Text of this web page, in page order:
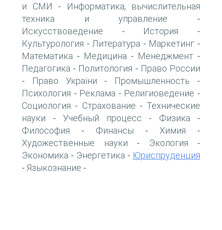
и СМИ -
Информатика, вычислительная
техника и управление -
Искусствоведение - История -
Культурология - Литература - Маркетинг -
Математика - Медицина - Менеджмент -
Педагогика - Политология - Право России
- Право України - Промышленность -
Психология - Реклама - Религиоведение -
Социология - Страхование - Технические
науки - Учебный процесс - Физика -
Философия - Финансы - Химия -
Художественные науки - Экология -
Экономика - Энергетика - Юриспруденция
- Языкознание -